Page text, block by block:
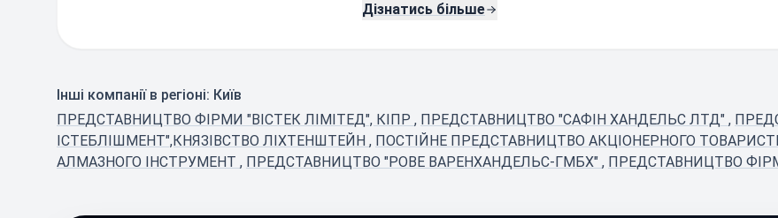
Дізнатись більше
Інші компанії в регіоні: Київ
ПРЕДСТАВНИЦТВО ФІРМИ "ВІСТЕК ЛІМІТЕД", КІПР , ПРЕДСТАВНИЦТВО "САФІН ХАНДЕЛЬС ЛТД" ,
ІСТЕБЛІШМЕНТ",КНЯЗІВСТВО ЛІХТЕНШТЕЙН , ПОСТІЙНЕ ПРЕДСТАВНИЦТВО АКЦІОНЕРНОГО
АЛМАЗНОГО ІНСТРУМЕНТ , ПРЕДСТАВНИЦТВО "РОВЕ ВАРЕНХАНДЕЛЬС-ГМБХ" , ПРЕДСТАВНИЦТВО